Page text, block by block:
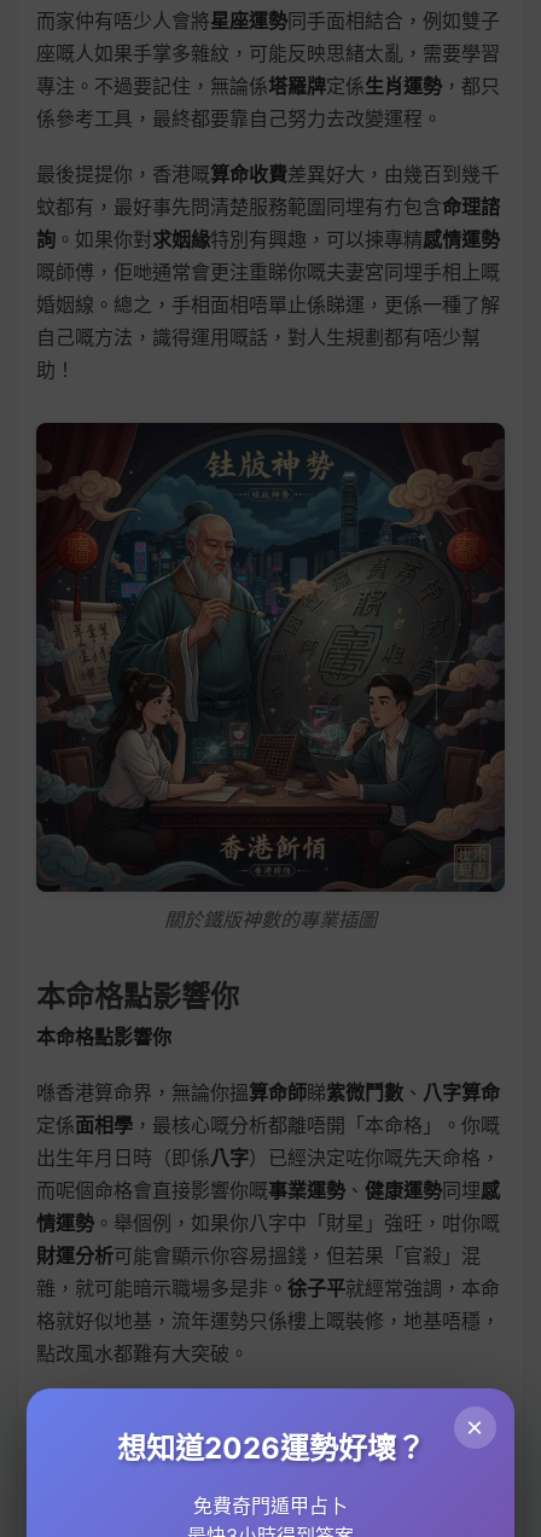
而家仲有唔少人會將星座運勢同手面相結合，例如雙子
座嘅人如果手掌多雜紋，可能反映思緒太亂，需要學習
專注。不過要記住，無論係塔羅牌定係生肖運勢 ，都只
係參考工具，最終都要靠自己努力去改變運程。
最後提提你，香港嘅算命收費差異好大，由幾百到幾千
蚊都有，最好事先問清楚服務範圍同埋有冇包含命理諮
詢 。如果你對求姻緣特別有興趣，可以揀專精感情運勢
嘅師傅，佢哋通常會更注重睇你嘅夫妻宮同埋手相上嘅
婚姻線。總之，手相面相唔單止係睇運，更係一種了解
自己嘅方法，識得運用嘅話，對人生規劃都有唔少幫
助！
關於鐵版神數的專業插圖
本命格點影響你
本命格點影響你
喺香港算命界，無論你搵算命師睇紫微鬥數 、 八字算命
定係面相學 ，最核心嘅分析都離唔開「本命格」。你嘅
出生年月日時（即係八字）已經決定咗你嘅先天命格，
而呢個命格會直接影響你嘅事業運勢 、 健康運勢同埋感
情運勢 。舉個例，如果你八字中「財星」強旺，咁你嘅
財運分析可能會顯示你容易搵錢，但若果「官殺」混
雜，就可能暗示職場多是非。 徐子平就經常強調，本命
格就好似地基，流年運勢只係樓上嘅裝修，地基唔穩，
點改風水都難有大突破。
紫微鬥數：透過你嘅命盤，可以睇到你嘅性格、才華
適合做管理層；而「天同星」旺嘅人就比較隨和，但容
×
想知道2026運勢好壞？
免費奇門遁甲占卜